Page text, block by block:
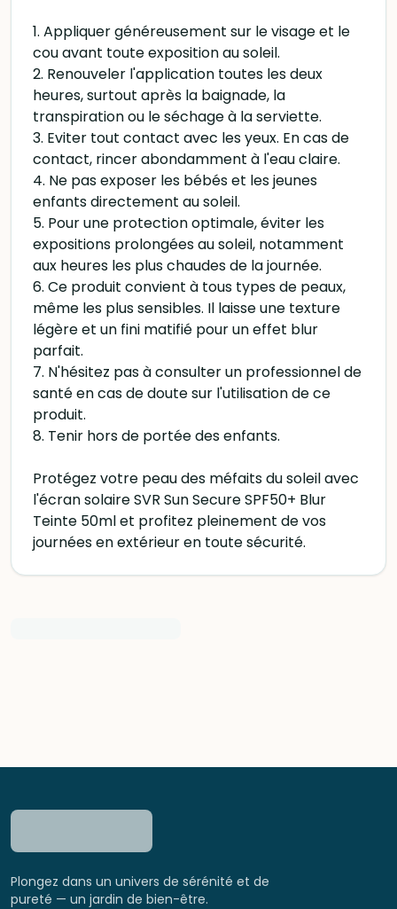
1. Appliquer généreusement sur le visage et le
cou avant toute exposition au soleil.
2. Renouveler l'application toutes les deux
heures, surtout après la baignade, la
transpiration ou le séchage à la serviette.
3. Eviter tout contact avec les yeux. En cas de
contact, rincer abondamment à l'eau claire.
4. Ne pas exposer les bébés et les jeunes
enfants directement au soleil.
5. Pour une protection optimale, éviter les
expositions prolongées au soleil, notamment
aux heures les plus chaudes de la journée.
6. Ce produit convient à tous types de peaux,
même les plus sensibles. Il laisse une texture
légère et un fini matifié pour un effet blur
parfait.
7. N'hésitez pas à consulter un professionnel de
santé en cas de doute sur l'utilisation de ce
produit.
8. Tenir hors de portée des enfants.
Protégez votre peau des méfaits du soleil avec
l'écran solaire SVR Sun Secure SPF50+ Blur
Teinte 50ml et profitez pleinement de vos
journées en extérieur en toute sécurité.
Plongez dans un univers de sérénité et de
pureté — un jardin de bien-être.